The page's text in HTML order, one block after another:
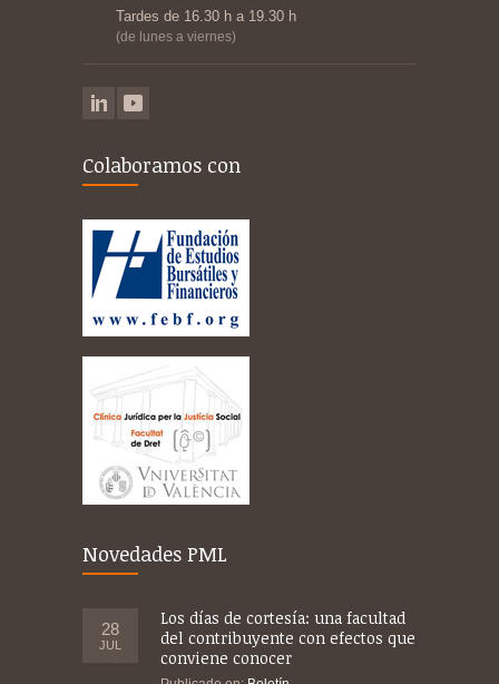
Tardes de 16.30 h a 19.30 h
(de lunes a viernes)
Colaboramos con
Novedades PML
28
JUL
Los días de cortesía: una facultad
del contribuyente con efectos que
conviene conocer